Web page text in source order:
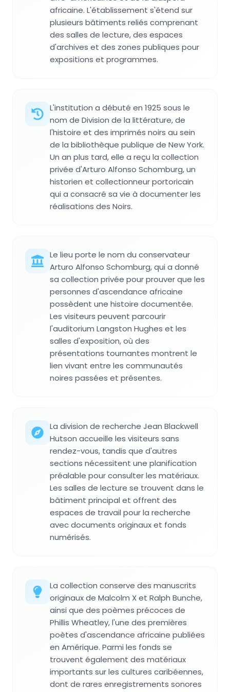
africaine. L'établissement s'étend sur
plusieurs bâtiments reliés comprenant
des salles de lecture, des espaces
d'archives et des zones publiques pour
expositions et programmes.
L'institution a débuté en 1925 sous le
nom de Division de la littérature, de
l'histoire et des imprimés noirs au sein
de la bibliothèque publique de New York.
Un an plus tard, elle a reçu la collection
privée d'Arturo Alfonso Schomburg, un
historien et collectionneur portoricain
qui a consacré sa vie à documenter les
réalisations des Noirs.
Le lieu porte le nom du conservateur
Arturo Alfonso Schomburg, qui a donné
sa collection privée pour prouver que les
personnes d'ascendance africaine
possèdent une histoire documentée.
Les visiteurs peuvent parcourir
l'auditorium Langston Hughes et les
salles d'exposition, où des
présentations tournantes montrent le
lien vivant entre les communautés
noires passées et présentes.
La division de recherche Jean Blackwell
Hutson accueille les visiteurs sans
rendez-vous, tandis que d'autres
sections nécessitent une planification
préalable pour consulter les matériaux.
Les salles de lecture se trouvent dans le
bâtiment principal et offrent des
espaces de travail pour la recherche
avec documents originaux et fonds
numérisés.
La collection conserve des manuscrits
originaux de Malcolm X et Ralph Bunche,
ainsi que des poèmes précoces de
Phillis Wheatley, l'une des premières
poètes d'ascendance africaine publiées
en Amérique. Parmi les fonds se
trouvent également des matériaux
importants sur les cultures caribéennes,
dont de rares enregistrements sonores